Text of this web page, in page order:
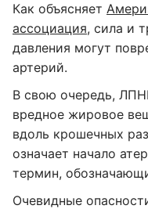
Как объясняет
ассоциация, сила и
давления могут
артерий.
В свою очередь,
вредное жировое
вдоль крошечных
означает начало
термин,
Очевидные